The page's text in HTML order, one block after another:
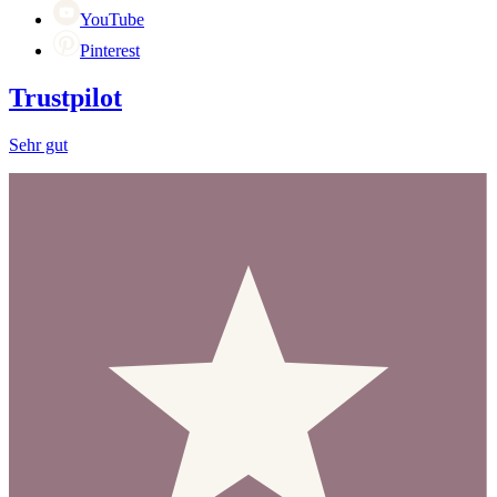
YouTube
Pinterest
Trustpilot
Sehr gut